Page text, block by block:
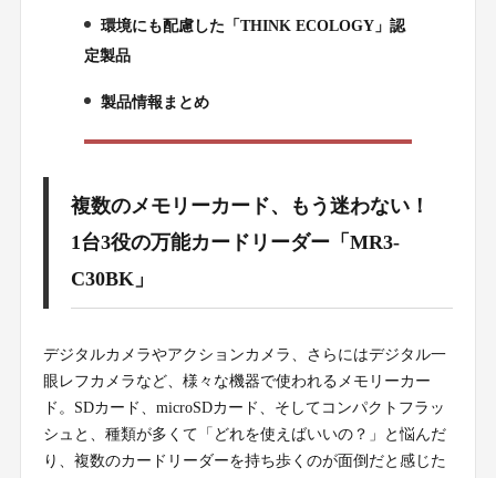
5.
環境にも配慮した「THINK ECOLOGY」認
定製品
6.
製品情報まとめ
複数のメモリーカード、もう迷わない！
1台3役の万能カードリーダー「MR3-
C30BK」
デジタルカメラやアクションカメラ、さらにはデジタル一
眼レフカメラなど、様々な機器で使われるメモリーカー
ド。SDカード、microSDカード、そしてコンパクトフラッ
シュと、種類が多くて「どれを使えばいいの？」と悩んだ
り、複数のカードリーダーを持ち歩くのが面倒だと感じた